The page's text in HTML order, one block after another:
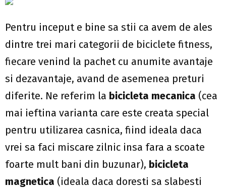
Pentru inceput e bine sa stii ca avem de ales
dintre trei mari categorii de biciclete fitness,
fiecare venind la pachet cu anumite avantaje
si dezavantaje, avand de asemenea preturi
diferite. Ne referim la bicicleta mecanica (cea
mai ieftina varianta care este creata special
pentru utilizarea casnica, fiind ideala daca
vrei sa faci miscare zilnic insa fara a scoate
foarte mult bani din buzunar), bicicleta
magnetica (ideala daca doresti sa slabesti